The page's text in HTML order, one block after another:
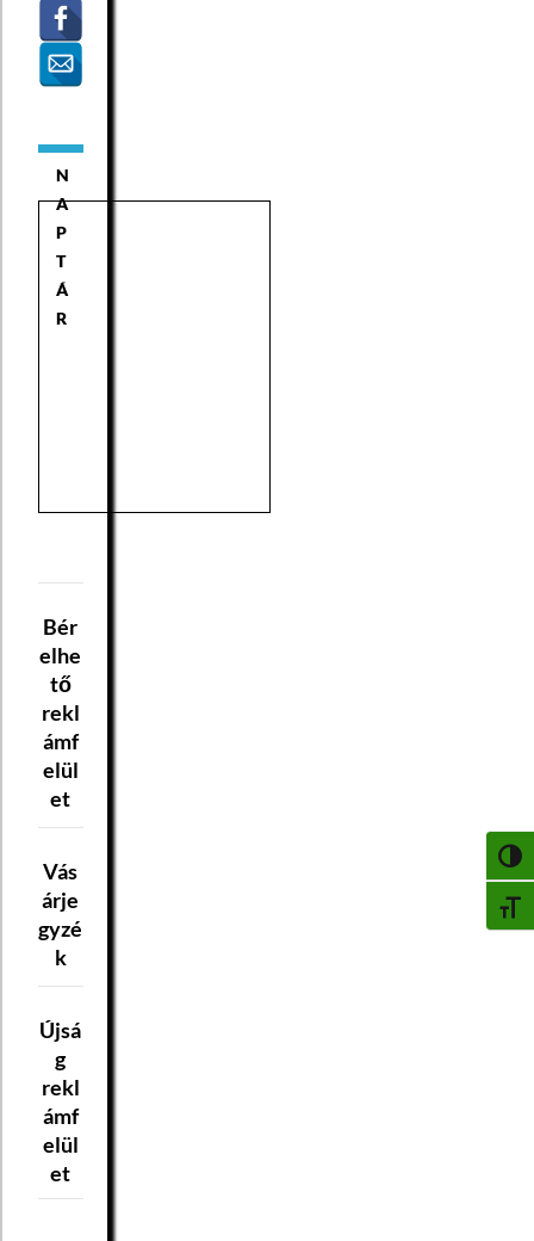
N
A
P
T
Á
R
Bér
elhe
tő
rekl
ámf
elül
et
Vás
árje
gyzé
k
Újsá
g
rekl
ámf
elül
et